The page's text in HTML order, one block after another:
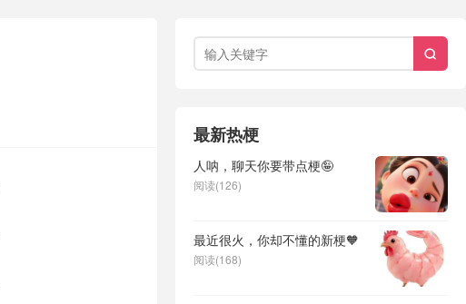

最新热梗
人呐，聊天你要带点梗🤪
阅读(126)
最近很火，你却不懂的新梗🧡
阅读(168)